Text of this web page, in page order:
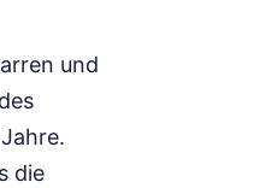
und
die